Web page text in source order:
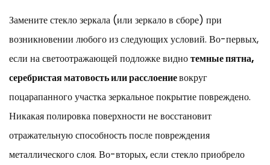
Замените стекло зеркала (или зеркало в сборе) при
возникновении любого из следующих условий. Во-первых,
если на светоотражающей подложке виднотемные пятна,
серебристая матовость или расслоениевокруг
поцарапанного участка зеркальное покрытие повреждено.
Никакая полировка поверхности не восстановит
отражательную способность после повреждения
металлического слоя. Во-вторых, если стекло приобрело